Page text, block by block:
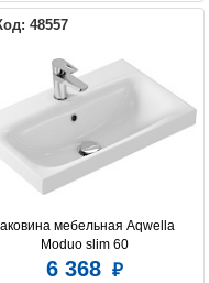
48557
мебельная Aqwella
Moduo slim 60
6 368